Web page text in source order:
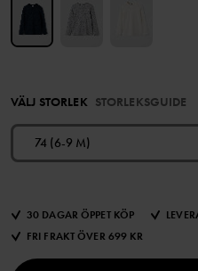
VÄLJ STORLEK STORLEKSGUIDE
74 (6-9 M)
30 DAGAR ÖPPET KÖP
FRI FRAKT ÖVER 699 KR